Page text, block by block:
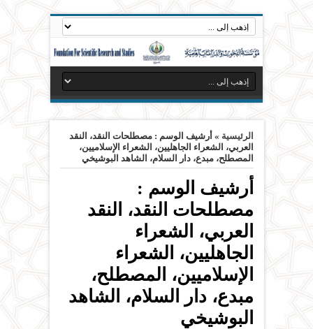
الرئيسية » أرشيف الوسم : مصطلحات النقد، النقد
العربي، الشعراء الجاهليين، الشعراء الإسلاميين،
المصطلح، مبدع، دار السلام، الشاهد البوشيخي
أرشيف الوسم :
مصطلحات النقد، النقد
العربي، الشعراء
الجاهليين، الشعراء
الإسلاميين، المصطلح،
مبدع، دار السلام، الشاهد
البوشيخي